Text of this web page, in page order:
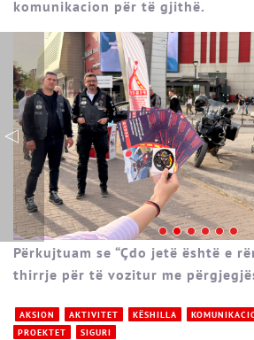
komunikacion për të gjithë.
Përkujtuam se “Çdo jetë është e
thirrje për të vozitur me
AKSION AKTIVITET KËSHILLA
PROEKTET
SIGURI